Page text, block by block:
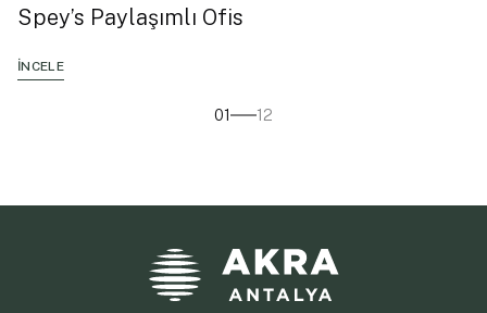
Spey’s Paylaşımlı Ofis
İNCELE
01 12